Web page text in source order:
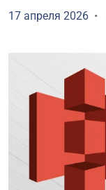
17 апреля 2026